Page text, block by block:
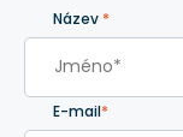
Název *
E-mail*